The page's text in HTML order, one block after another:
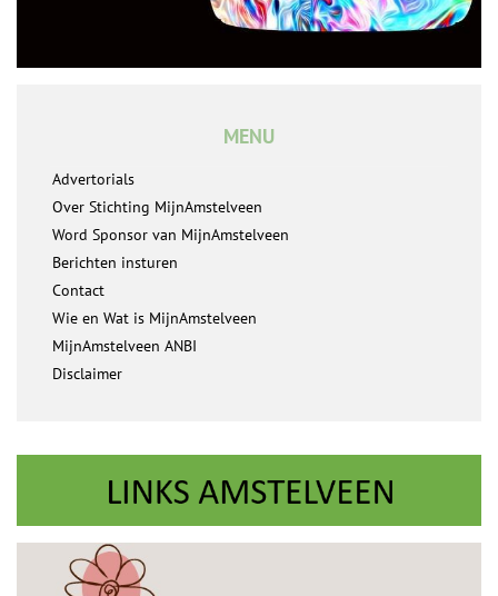
MENU
Advertorials
Over Stichting MijnAmstelveen
Word Sponsor van MijnAmstelveen
Berichten insturen
Contact
Wie en Wat is MijnAmstelveen
MijnAmstelveen ANBI
Disclaimer